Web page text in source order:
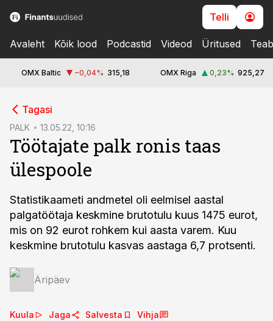
Telli
Avaleht Kõik lood Podcastid Videod Üritused
OMX Baltic −0,04% 315,18 OMX Riga 0,23% 925,27
Tagasi
PALK 13.05.22, 10:16
Töötajate palk ronis taas
ülespoole
Statistikaameti andmetel oli eelmisel aastal
palgatöötaja keskmine brutotulu kuus 1475 eurot,
mis on 92 eurot rohkem kui aasta varem. Kuu
keskmine brutotulu kasvas aastaga 6,7 protsenti.
Äripäev
Kuula Jaga Salvesta Vihja